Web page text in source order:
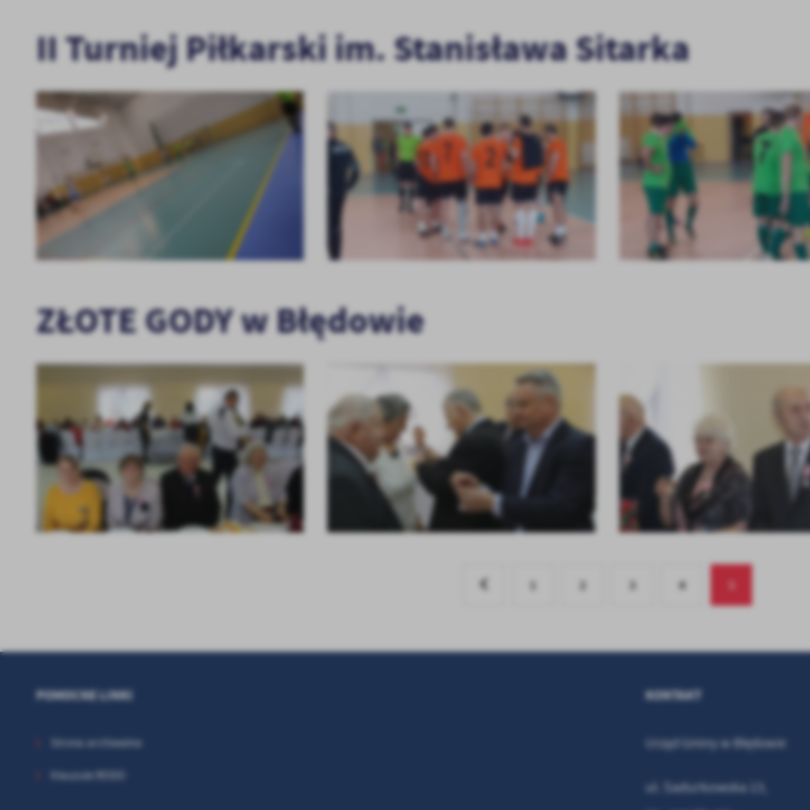
II Turniej Piłkarski im. Stanisława Sitarka
ZŁOTE GODY w Błędowie
1 2 3 4
POMOCNE LINKI
Strona archiwalna
Klauzule RODO
KONTAKT
Urząd Gminy w Błędowie
ul. Sadurkowska 13